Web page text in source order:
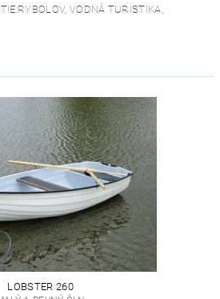
VODNÁ TURISTIKA,
LOBSTER 260